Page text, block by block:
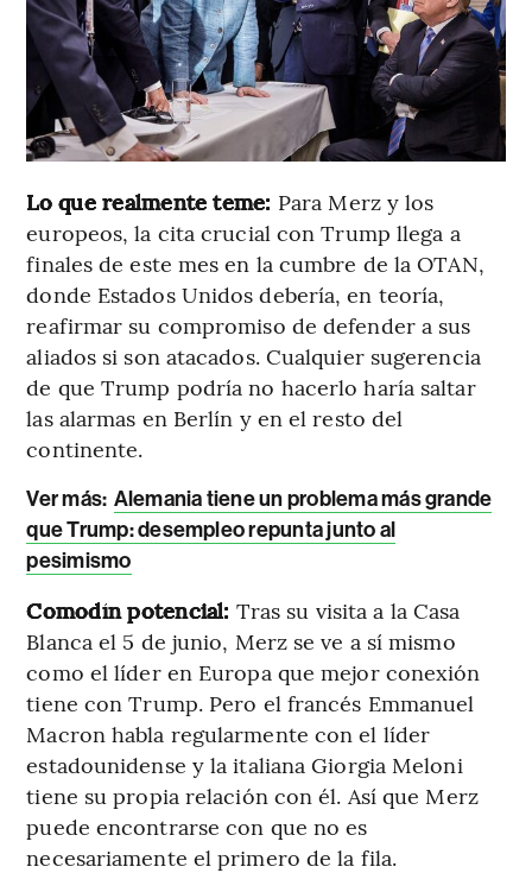
Lo que realmente teme: Para Merz y los
europeos, la cita crucial con Trump llega a
finales de este mes en la cumbre de la OTAN,
donde Estados Unidos debería, en teoría,
reafirmar su compromiso de defender a sus
aliados si son atacados. Cualquier sugerencia
de que Trump podría no hacerlo haría saltar
las alarmas en Berlín y en el resto del
continente.
Ver más: Alemania tiene un problema más grande
que Trump: desempleo repunta junto al
pesimismo
Comodín potencial: Tras su visita a la Casa
Blanca el 5 de junio, Merz se ve a sí mismo
como el líder en Europa que mejor conexión
tiene con Trump. Pero el francés Emmanuel
Macron habla regularmente con el líder
estadounidense y la italiana Giorgia Meloni
tiene su propia relación con él. Así que Merz
puede encontrarse con que no es
necesariamente el primero de la fila.